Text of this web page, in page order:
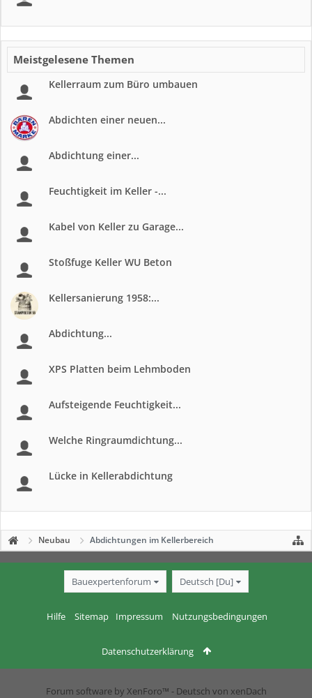
Meistgelesene Themen
Kellerraum zum Büro umbauen
Abdichten einer neuen...
Abdichtung einer...
Feuchtigkeit im Keller -...
Kabel von Keller zu Garage...
Stoßfuge Keller WU Beton
Kellersanierung 1958:...
Abdichtung...
XPS Platten beim Lehmboden
Aufsteigende Feuchtigkeit...
Welche Ringraumdichtung...
Lücke in Kellerabdichtung
Neubau Abdichtungen im Kellerbereich
Bauexpertenforum Deutsch [Du]
Hilfe Sitemap Impressum Nutzungsbedingungen
Datenschutzerklärung
Forum software by XenForo™ - Deutsch von xenDach